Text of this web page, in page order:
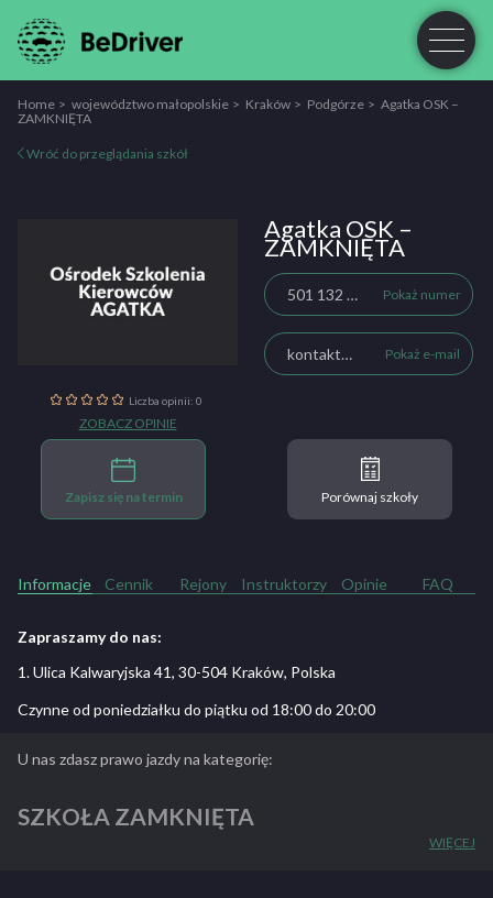
Home województwo małopolskie Kraków Podgórze
Agatka OSK –
ZAMKNIĘTA
Wróć do przeglądania szkół
Liczba opinii: 0
ZOBACZ OPINIE
Agatka OSK –
ZAMKNIĘTA
501 132 076 Pokaż numer
kontakt@agatka-krakow.pl Pokaż e-mail
Zapisz się na termin Porównaj szkoły
Informacje Cennik Rejony Instruktorzy Opinie FAQ
Zapraszamy do nas:
1. Ulica Kalwaryjska 41, 30-504 Kraków, Polska
Czynne od poniedziałku do piątku od 18:00 do 20:00
U nas zdasz prawo jazdy na kategorię:
SZKOŁA ZAMKNIĘTA
WIĘCEJ